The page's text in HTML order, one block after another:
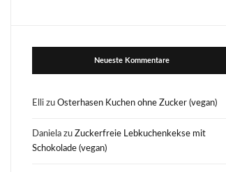
Neueste Kommentare
Elli zuOsterhasen Kuchen ohne Zucker (vegan)
Daniela zuZuckerfreie Lebkuchenkekse mit
Schokolade (vegan)